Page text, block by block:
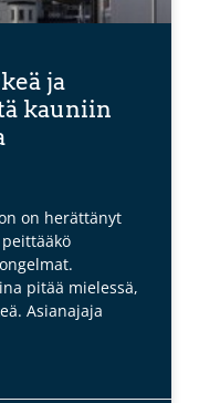
ja
kauniin
on herättänyt
pitää mielessä,
Asianajaja